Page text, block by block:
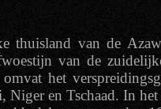
thuisland van de
van de
het
Niger en Tschaad. In